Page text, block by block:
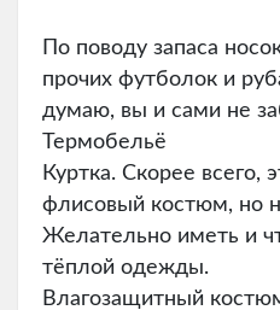
По поводу запаса
прочих футболок и
думаю, вы и сами не
Термобельё
Куртка. Скорее всего,
флисовый костюм, но
Желательно иметь и
тёплой одежды.
Влагозащитный